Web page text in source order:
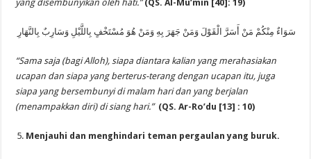
yang disembunyikan oleh hati.” (QS. Al-Mu’min [40]: 19)
سَوَاءٌ مِنْكُمْ مَنْ أَسَرَّ الْقَوْلَ وَمَنْ جَهَرَ بِهِ وَمَنْ هُوَ مُسْتَخْفٍ بِاللَّيْلِ وَسَارِبٌ بِالنَّهَارِ
“Sama saja (bagi Alloh), siapa diantara kalian yang merahasiakan
ucapan dan siapa yang berterus-terang dengan ucapan itu, juga
siapa yang bersembunyi di malam hari dan yang berjalan
(menampakkan diri) di siang hari.” (QS. Ar-Ro’du [13] : 10)
Menjauhi dan menghindari teman pergaulan yang buruk.